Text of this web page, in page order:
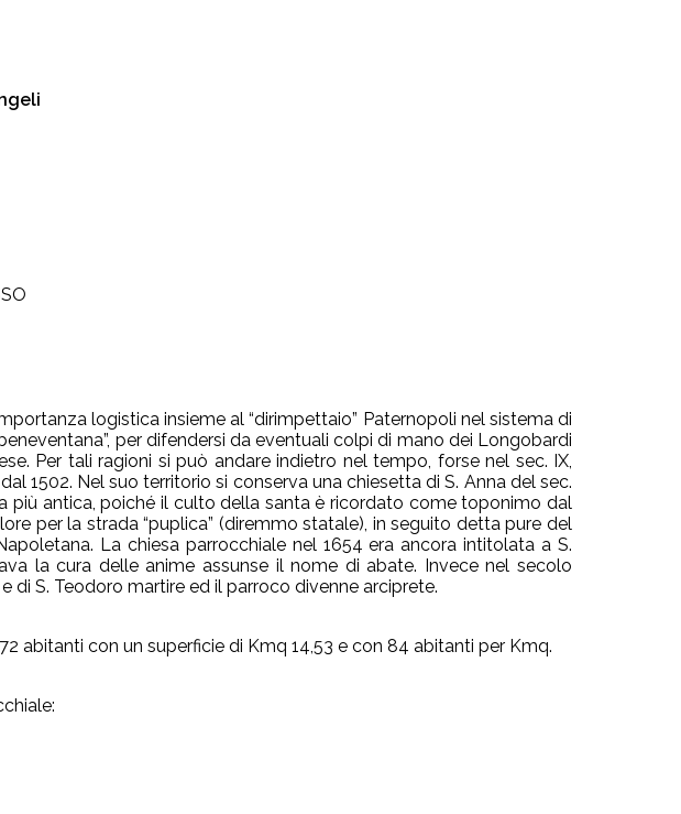
logistica insieme al “dirimpettaio” Paternopoli nel sistema di
per difendersi da eventuali colpi di mano dei Longobardi
Per tali ragioni si può andare indietro nel tempo, forse nel sec. IX,
1502. Nel suo territorio si conserva una chiesetta di S. Anna del sec.
più antica, poiché il culto della santa è ricordato come toponimo dal
per la strada “puplica” (diremmo statale), in seguito detta pure del
La chiesa parrocchiale nel 1654 era ancora intitolata a S.
la cura delle anime assunse il nome di abate. Invece nel secolo
di S. Teodoro martire ed il parroco divenne arciprete.
abitanti con un superficie di Kmq 14,53 e con 84 abitanti per Kmq.